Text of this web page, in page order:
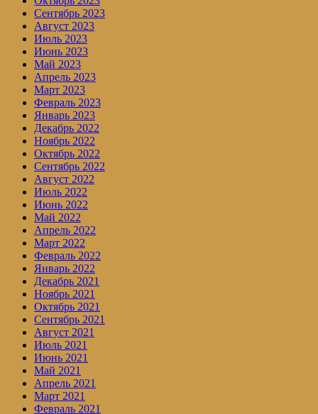
Сентябрь 2023
Август 2023
Июль 2023
Июнь 2023
Май 2023
Апрель 2023
Март 2023
Февраль 2023
Январь 2023
Декабрь 2022
Ноябрь 2022
Октябрь 2022
Сентябрь 2022
Август 2022
Июль 2022
Июнь 2022
Май 2022
Апрель 2022
Март 2022
Февраль 2022
Январь 2022
Декабрь 2021
Ноябрь 2021
Октябрь 2021
Сентябрь 2021
Август 2021
Июль 2021
Июнь 2021
Май 2021
Апрель 2021
Март 2021
Февраль 2021